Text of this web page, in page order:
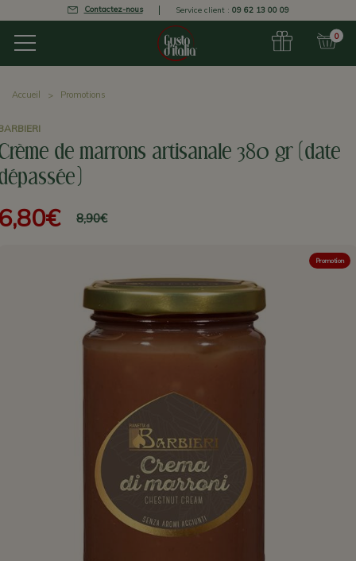
Contactez-nous Service client : 09 62 13 00 09
0
Accueil Promotions
de marrons artisanale 380 gr (date
8,90€
Promotion